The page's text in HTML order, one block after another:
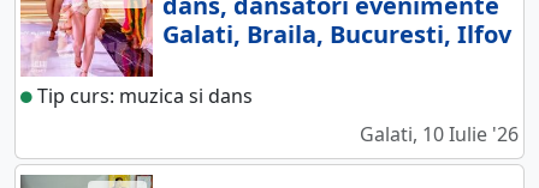
Galati, Braila, Bucuresti, Ilfov
Tip curs: muzica si dans
Galati, 10 Iulie '26